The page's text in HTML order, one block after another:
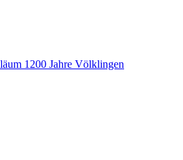
1200 Jahre Völklingen